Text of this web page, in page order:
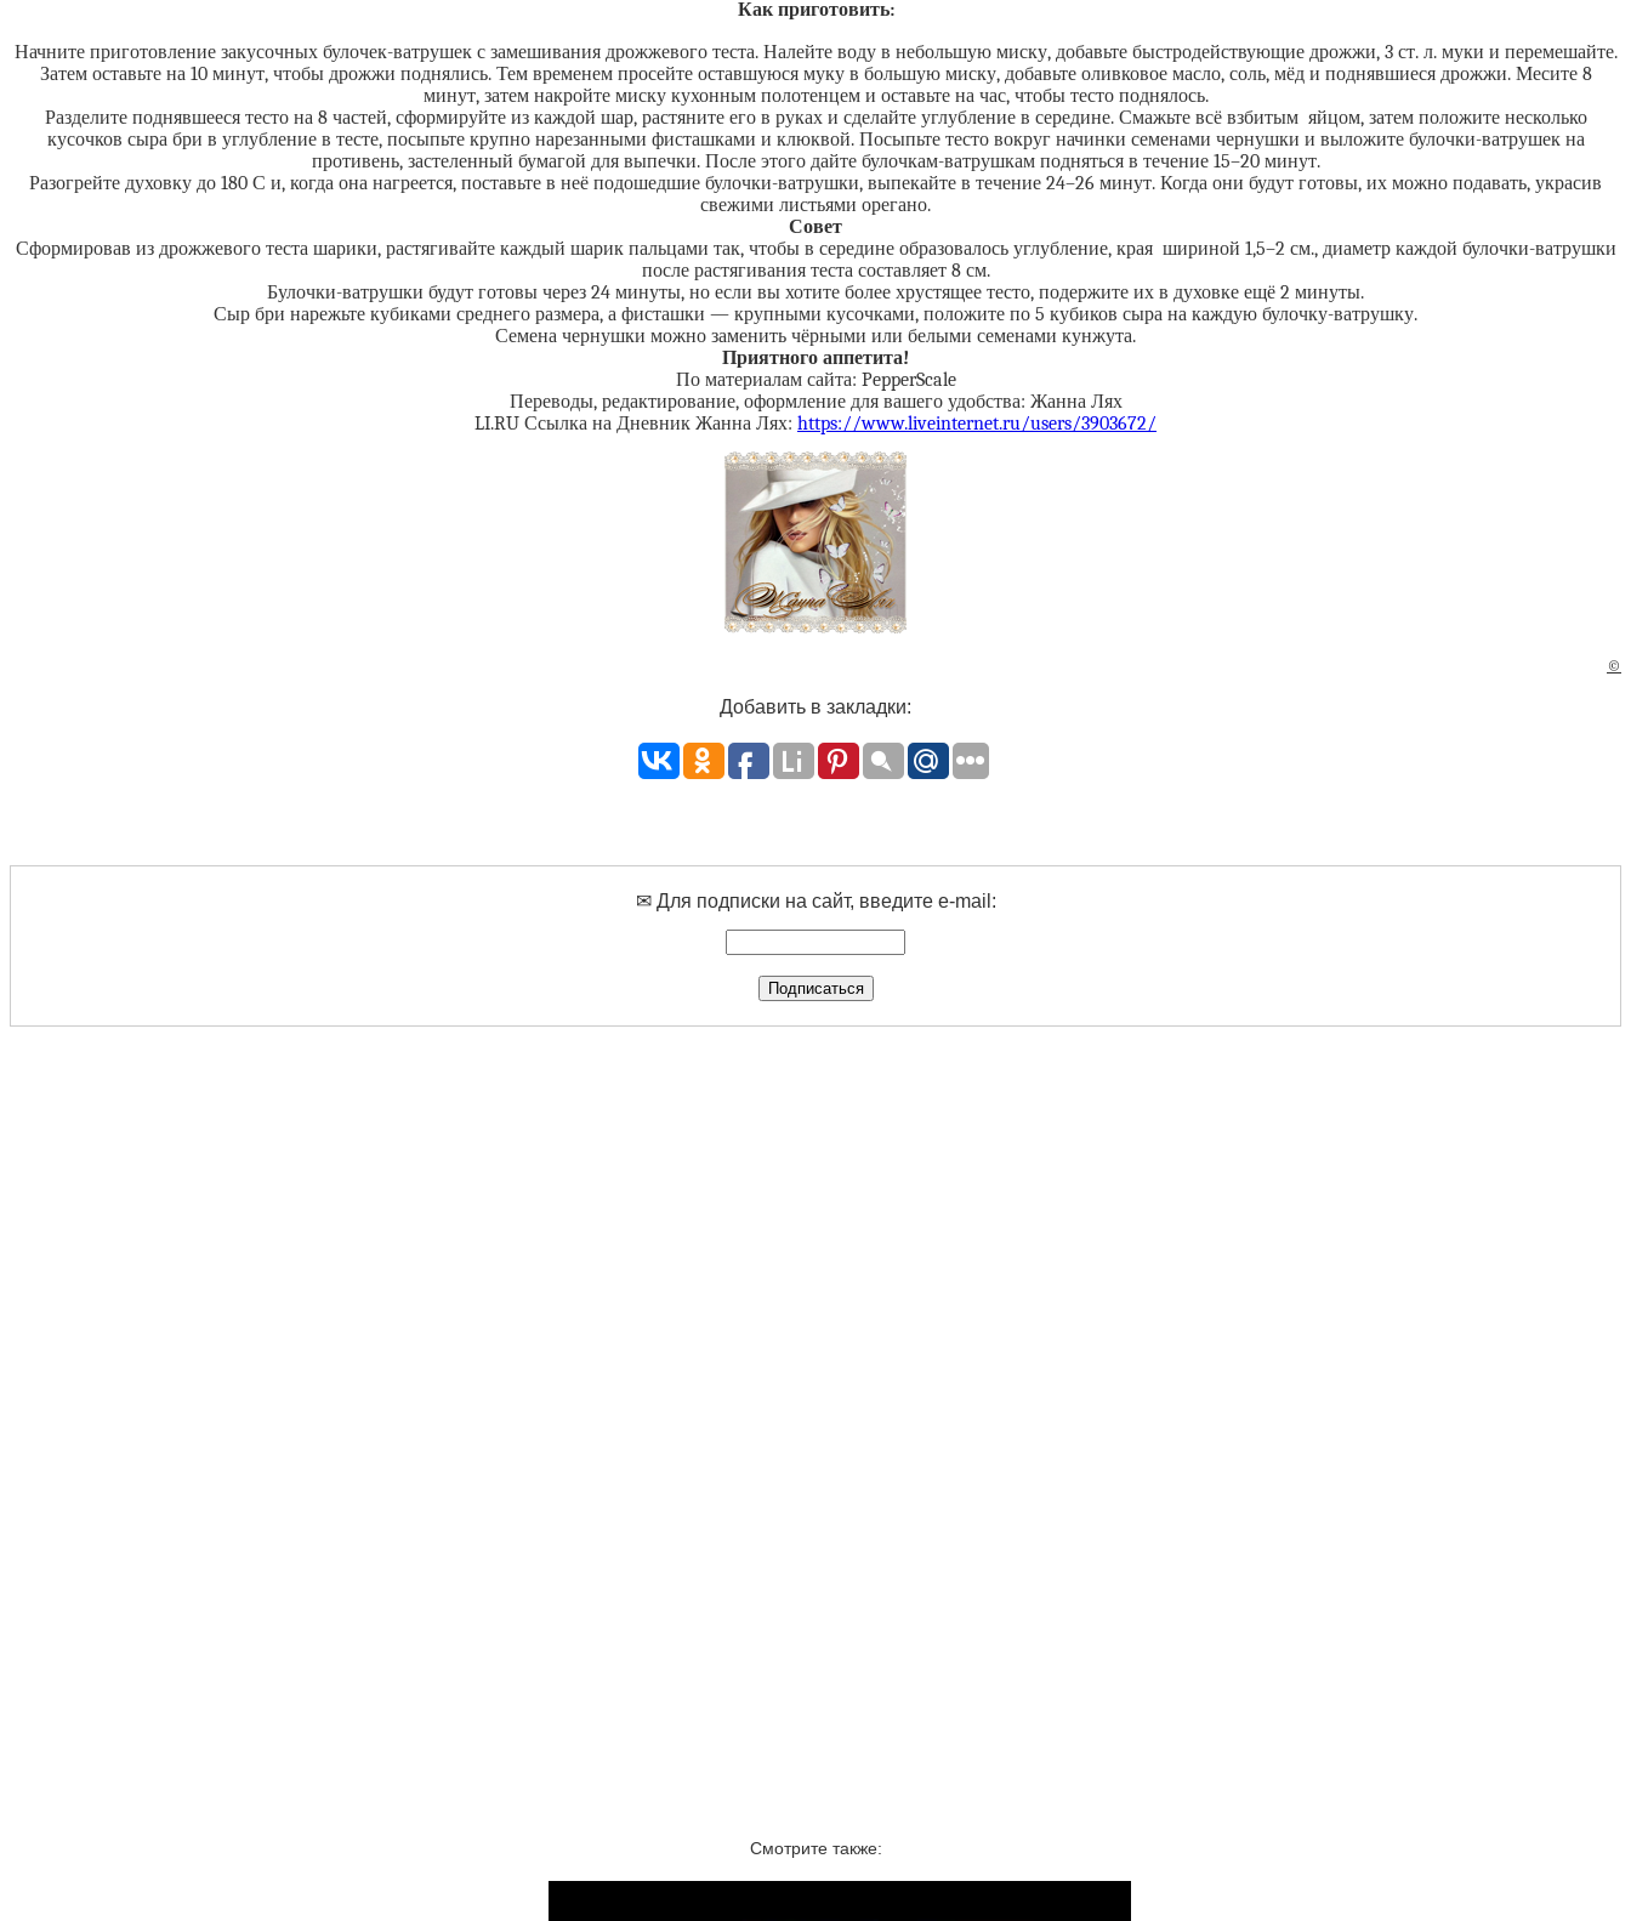
Как приготовить:
Начните приготовление закусочных булочек-ватрушек с замешивания дрожжевого теста. Налейте воду в небольшую миску, добавьте быстродействующие дрожжи, 3 ст. л. муки и перемешайте.
Затем оставьте на 10 минут, чтобы дрожжи поднялись. Тем временем просейте оставшуюся муку в большую миску, добавьте оливковое масло, соль, мёд и поднявшиеся дрожжи. Месите 8
минут, затем накройте миску кухонным полотенцем и оставьте на час, чтобы тесто поднялось.
Разделите поднявшееся тесто на 8 частей, сформируйте из каждой шар, растяните его в руках и сделайте углубление в середине. Смажьте всё взбитым яйцом, затем положите несколько
кусочков сыра бри в углубление в тесте, посыпьте крупно нарезанными фисташками и клюквой. Посыпьте тесто вокруг начинки семенами чернушки и выложите булочки-ватрушек на
противень, застеленный бумагой для выпечки. После этого дайте булочкам-ватрушкам подняться в течение 15–20 минут.
Разогрейте духовку до 180 С и, когда она нагреется, поставьте в неё подошедшие булочки-ватрушки, выпекайте в течение 24–26 минут. Когда они будут готовы, их можно подавать, украсив
свежими листьями орегано.
Совет
Сформировав из дрожжевого теста шарики, растягивайте каждый шарик пальцами так, чтобы в середине образовалось углубление, края шириной 1,5–2 см., диаметр каждой булочки-ватрушки
после растягивания теста составляет 8 см.
Булочки-ватрушки будут готовы через 24 минуты, но если вы хотите более хрустящее тесто, подержите их в духовке ещё 2 минуты.
Сыр бри нарежьте кубиками среднего размера, а фисташки — крупными кусочками, положите по 5 кубиков сыра на каждую булочку-ватрушку.
Семена чернушки можно заменить чёрными или белыми семенами кунжута.
Приятного аппетита!
По материалам сайта: PepperScale
Переводы, редактирование, оформление для вашего удобства: Жанна Лях
LI.RU Ссылка на Дневник Жанна Лях: https://www.liveinternet.ru/users/3903672/
©
Добавить в закладки:
✉ Для подписки на сайт, введите e-mail:
Смотрите также: